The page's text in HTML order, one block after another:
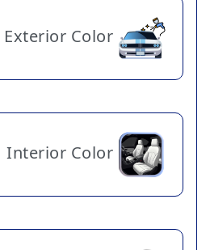
Exterior Color
Interior Color